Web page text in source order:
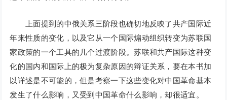
上面提到的中俄关系三阶段也确切地反映了共产国际近
年来性质的变化，以及它从一个国际煽动组织转变为苏联国
家政策的一个工具的几个过渡阶段。苏联和共产国际这种变
化的国内和国际上的极为复杂原因的辩证关系，要在本书加
以详述是不可能的，但是考察一下这些变化对中国革命基本
发生了什么影响，又受到中国革命什么影响，却很适宜。